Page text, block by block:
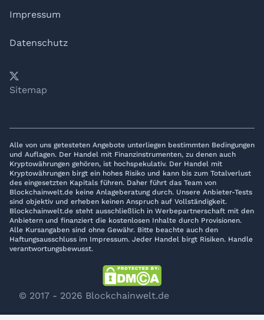
Impressum
Datenschutz
YouTube
𝕏LinkedIn
Telegram
Sitemap
Alle von uns getesteten Angebote unterliegen bestimmten Bedingungen
und Auflagen. Der Handel mit Finanzinstrumenten, zu denen auch
Kryptowährungen gehören, ist hochspekulativ. Der Handel mit
Kryptowährungen birgt ein hohes Risiko und kann bis zum Totalverlust
des eingesetzten Kapitals führen. Daher führt das Team von
Blockchainwelt.de keine Anlageberatung durch. Unsere Anbieter-Tests
sind objektiv und erheben keinen Anspruch auf Vollständigkeit.
Blockchainwelt.de steht ausschließlich in Werbepartnerschaft mit den
Anbietern und finanziert die kostenlosen Inhalte durch Provisionen.
Alle Kursangaben sind ohne Gewähr. Bitte beachte auch den
Haftungsausschluss im Impressum. Jeder Handel birgt Risiken. Handle
verantwortungsbewusst.
© 2017 - 2026 Blockchainwelt.de